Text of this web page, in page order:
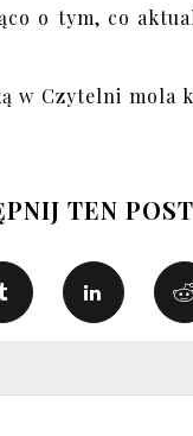
o tym, co
w Czytelni mola
TEN POST